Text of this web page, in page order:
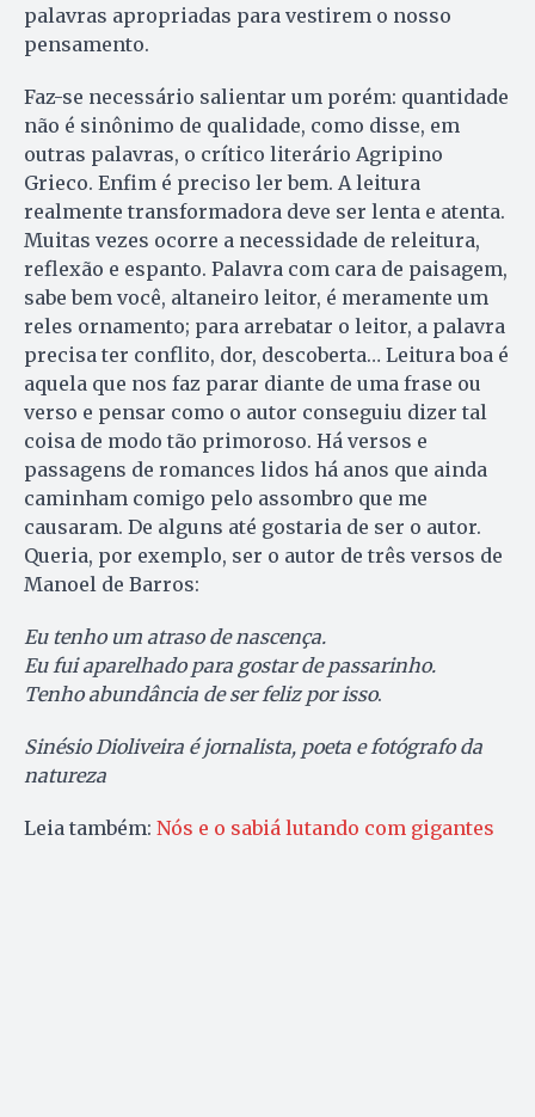
palavras apropriadas para vestirem o nosso
pensamento.
Faz-se necessário salientar um porém: quantidade
não é sinônimo de qualidade, como disse, em
outras palavras, o crítico literário Agripino
Grieco. Enfim é preciso ler bem. A leitura
realmente transformadora deve ser lenta e atenta.
Muitas vezes ocorre a necessidade de releitura,
reflexão e espanto. Palavra com cara de paisagem,
sabe bem você, altaneiro leitor, é meramente um
reles ornamento; para arrebatar o leitor, a palavra
precisa ter conflito, dor, descoberta… Leitura boa é
aquela que nos faz parar diante de uma frase ou
verso e pensar como o autor conseguiu dizer tal
coisa de modo tão primoroso. Há versos e
passagens de romances lidos há anos que ainda
caminham comigo pelo assombro que me
causaram. De alguns até gostaria de ser o autor.
Queria, por exemplo, ser o autor de três versos de
Manoel de Barros:
Eu tenho um atraso de nascença.
Eu fui aparelhado para gostar de passarinho.
Tenho abundância de ser feliz por isso.
Sinésio Dioliveira é jornalista, poeta e fotógrafo da
natureza
Leia também: Nós e o sabiá lutando com gigantes